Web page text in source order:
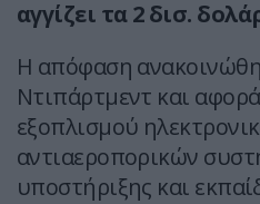
αγγίζει τα 2 δισ.
Η απόφαση
Ντιπάρτμεντ και
εξοπλισμού
αντιαεροπορικών
υποστήριξης και